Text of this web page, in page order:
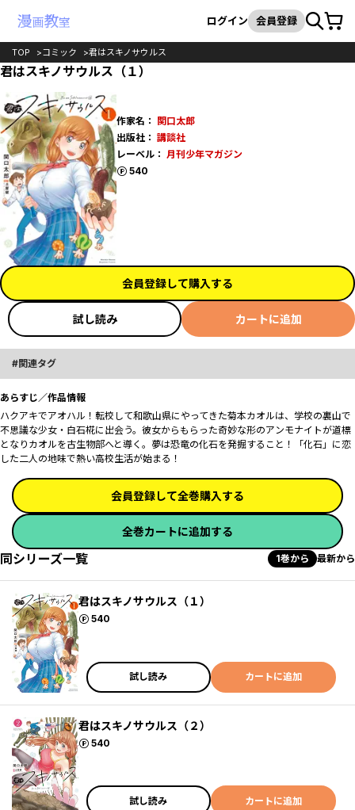
検索
ログイン 会員登録カート
TOP コミック 君はスキノサウルス
君はスキノサウルス（１）
作家名：
関口太郎
出版社： 講談社
レーベル： 月刊少年マガジン
540
ポイント
会員登録して購入する
試し読み カートに追加
関連タグ
あらすじ／作品情報
ハクアキでアオハル！転校して和歌山県にやってきた菊本カオルは、学校の裏山で
不思議な少女・白石椛に出会う。彼女からもらった奇妙な形のアンモナイトが道標
となりカオルを古生物部へと導く。夢は恐竜の化石を発掘すること！「化石」に恋
した二人の地味で熱い高校生活が始まる！
会員登録して全巻購入する
全巻カートに追加する
同シリーズ一覧 1巻から 最新から
君はスキノサウルス（１）
540
ポイント
試し読み カートに追加
君はスキノサウルス（２）
540
ポイント
試し読み カートに追加